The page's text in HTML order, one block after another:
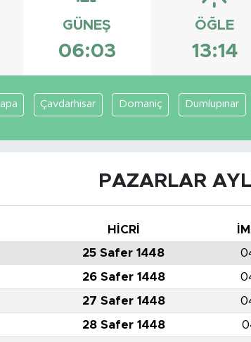
GÜNEŞ
06:03
ÖĞLE
13:14
Çavdarhisar Domaniç Dumlupınar
PAZARLAR
HİCRİ
25 Safer 1448
26 Safer 1448
27 Safer 1448
28 Safer 1448